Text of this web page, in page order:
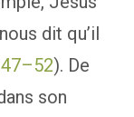
dit qu’il
). De
son